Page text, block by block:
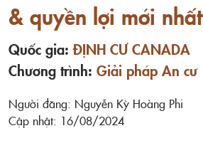
& quyền lợi mới nhất
Quốc gia: ĐỊNH CƯ CANADA
Chương trình: Giải pháp An cư
Người đăng: Nguyễn Kỳ Hoàng Phi
Cập nhật: 16/08/2024